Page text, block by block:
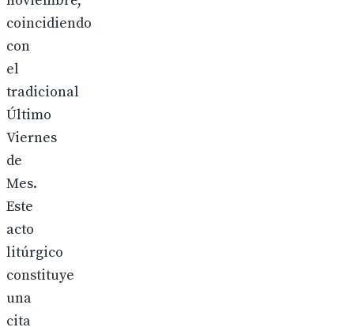
coincidiendo
con
el
tradicional
Último
Viernes
de
Mes.
Este
acto
litúrgico
constituye
una
cita